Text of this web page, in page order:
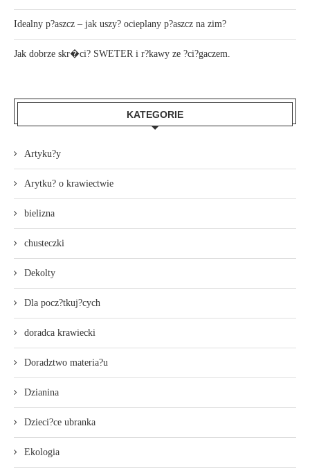
Idealny p?aszcz – jak uszy? ocieplany p?aszcz na zim?
Jak dobrze skr�ci? SWETER i r?kawy ze ?ci?gaczem.
KATEGORIE
Artyku?y
Arytku? o krawiectwie
bielizna
chusteczki
Dekolty
Dla pocz?tkuj?cych
doradca krawiecki
Doradztwo materia?u
Dzianina
Dzieci?ce ubranka
Ekologia